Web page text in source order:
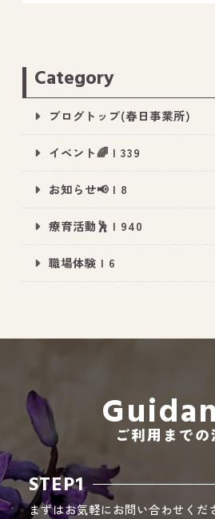
－ 鳥栖事業所のブログ
All Peace｜オールピース
Category
ブログトップ(春日事業所)
イベント🌈 | 339
お知らせ📢 | 8
療育活動🕺 | 940
職場体験 | 6
ご利用までの
STEP1
まずはお気軽にお問い合わせくだ